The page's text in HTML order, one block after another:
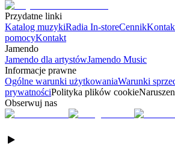
Przydatne linki
Katalog muzykiRadia In-storeCennik
pomocyKontakt
Jamendo
Jamendo dla artystówJamendo Music
Informacje prawne
Ogólne warunki użytkowaniaWarunki
prywatnościPolityka plików cookie
Obserwuj nas